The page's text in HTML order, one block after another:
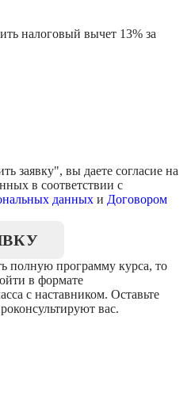
налоговый вычет 13% за
заявку", вы даете согласие на
в соответствии с
данных и Договором
полную программу курса, то
в формате
с наставником. Оставьте
вас.